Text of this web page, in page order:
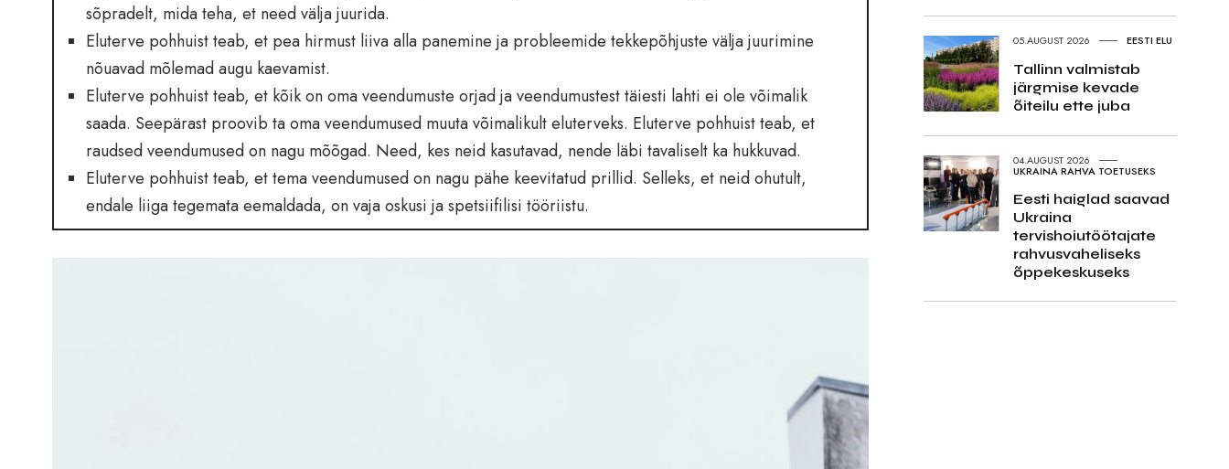
sõpradelt, mida teha, et need välja juurida.
Eluterve pohhuist teab, et pea hirmust liiva alla panemine ja probleemide tekkepõhjuste välja juurimine
nõuavad mõlemad augu kaevamist.
Eluterve pohhuist teab, et kõik on oma veendumuste orjad ja veendumustest täiesti lahti ei ole võimalik
saada. Seepärast proovib ta oma veendumused muuta võimalikult eluterveks. Eluterve pohhuist teab, et
raudsed veendumused on nagu mõõgad. Need, kes neid kasutavad, nende läbi tavaliselt ka hukkuvad.
Eluterve pohhuist teab, et tema veendumused on nagu pähe keevitatud prillid. Selleks, et neid ohutult,
endale liiga tegemata eemaldada, on vaja oskusi ja spetsiifilisi tööriistu.
05.AUGUST 2026 EESTI ELU
Tallinn valmistab
järgmise kevade
õiteilu ette juba
04.AUGUST 2026
UKRAINA RAHVA TOETUSEKS
Eesti haiglad saavad
Ukraina
tervishoiutöötajate
rahvusvaheliseks
õppekeskuseks